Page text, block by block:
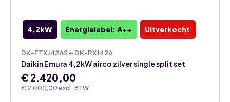
4,2kW Energielabel: A++ Uitverkocht
DK-FTXJ42AS + DK-RXJ42A
€ 2.000,00 excl. BTW
Daikin Emura 4,2kW airco zilver single split set
€ 2.420,00